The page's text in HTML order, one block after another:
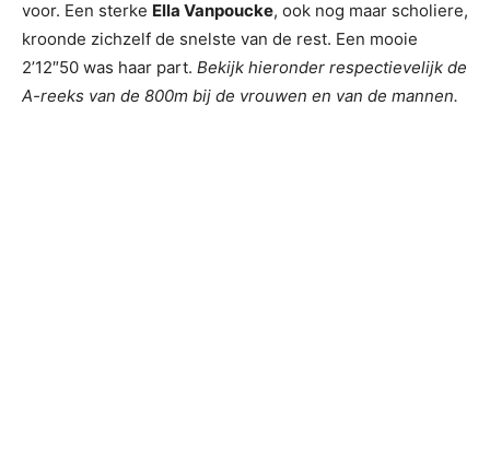
voor. Een sterke Ella Vanpoucke, ook nog maar scholiere,
kroonde zichzelf de snelste van de rest. Een mooie
2’12″50 was haar part. Bekijk hieronder respectievelijk de
A-reeks van de 800m bij de vrouwen en van de mannen.